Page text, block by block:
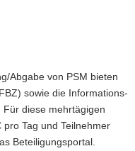
Abgabe von PSM bieten
sowie die Informations-
Für diese mehrtägigen
Tag und Teilnehmer
Beteiligungsportal.